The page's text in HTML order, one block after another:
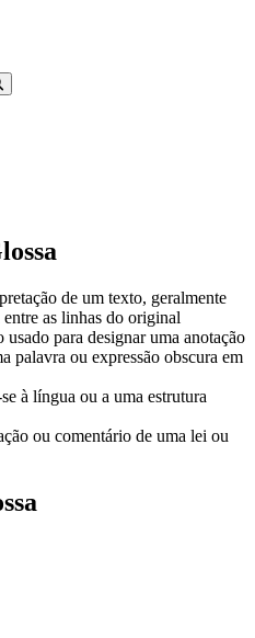
de um texto, geralmente
as linhas do original
para designar uma anotação
palavra ou expressão obscura em
à língua ou a uma estrutura
ou comentário de uma lei ou